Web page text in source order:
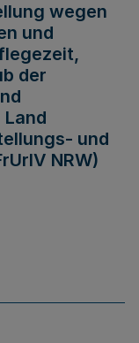
wegen
und
der
und
NRW)